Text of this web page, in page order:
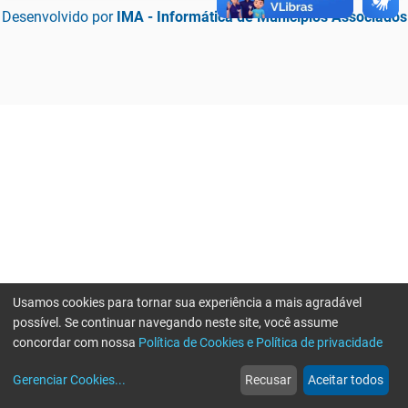
Desenvolvido por IMA - Informática de Municípios Associados
web
Notícias
more_horiz
Mais
Usamos cookies para tornar sua experiência a mais agradável
possível. Se continuar navegando neste site, você assume
concordar com nossa Política de Cookies e Política de privacidade
Gerenciar Cookies... Recusar Aceitar todos
Erro ao enviar informações, por favor tente novamente